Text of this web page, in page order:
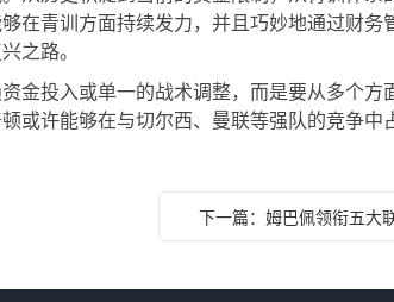
在青训方面持续发力，并且巧妙地通过财务
之路。
金投入或单一的战术调整，而是要从多个方
或许能够在与切尔西、曼联等强队的竞争中
下一篇：姆巴佩领衔五大